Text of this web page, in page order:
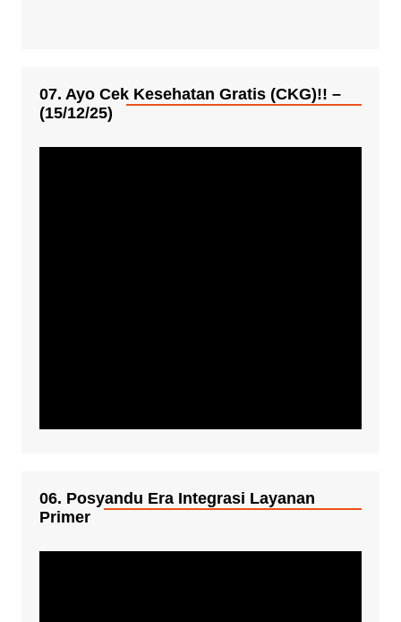
07. Ayo Cek Kesehatan Gratis (CKG)!! –
(15/12/25)
06. Posyandu Era Integrasi Layanan
Primer